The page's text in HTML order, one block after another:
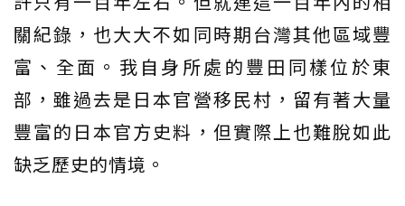
關紀錄，也大大不如同時期台灣其他區域豐
富、全面。我自身所處的豐田同樣位於東
部，雖過去是日本官營移民村，留有著大量
豐富的日本官方史料，但實際上也難脫如此
缺乏歷史的情境。